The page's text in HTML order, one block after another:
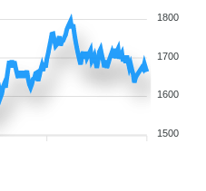
1800
1700
1600
1500